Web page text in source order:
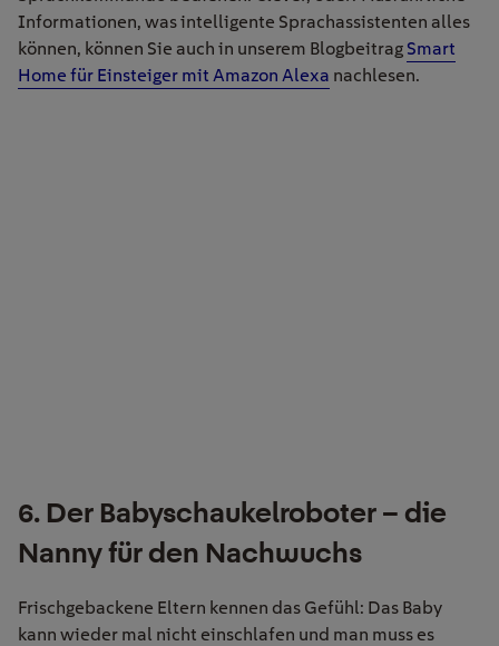
Informationen, was intelligente Sprachassistenten alles
können, können Sie auch in unserem Blogbeitrag Smart
Home für Einsteiger mit Amazon Alexa nachlesen.
6. Der Babyschaukelroboter – die
Nanny für den Nachwuchs
Frischgebackene Eltern kennen das Gefühl: Das Baby
kann wieder mal nicht einschlafen und man muss es